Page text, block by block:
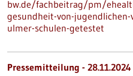
bw.de/fachbeitrag/pm/
gesundheit-von-
ulmer-schulen-getestet
Pressemitteilung - 28.11.2024